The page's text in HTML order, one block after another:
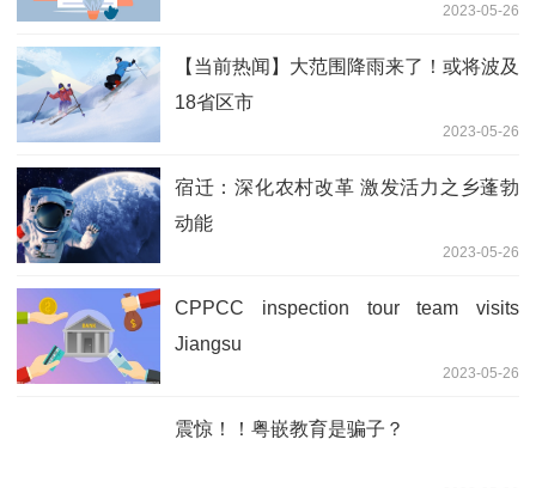
2023-05-26
【当前热闻】大范围降雨来了！或将波及
18省区市
2023-05-26
宿迁：深化农村改革 激发活力之乡蓬勃
动能
2023-05-26
CPPCC inspection tour team visits
Jiangsu
2023-05-26
震惊！！粤嵌教育是骗子？